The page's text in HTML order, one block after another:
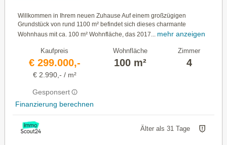
Willkommen in Ihrem neuen Zuhause Auf einem großzügigen
Grundstück von rund 1100 m² befindet sich dieses charmante
Wohnhaus mit ca. 100 m² Wohnfläche, das 2017... mehr anzeigen
Kaufpreis
€ 299.000,-
€ 2.990,- / m²
Gesponsert
Finanzierung berechnen
Wohnfläche
100 m²
Zimmer
4
Älter als 31 Tage